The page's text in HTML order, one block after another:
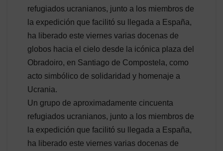
refugiados ucranianos, junto a los miembros de
la expedición que facilitó su llegada a España,
ha liberado este viernes varias docenas de
globos hacia el cielo desde la icónica plaza del
Obradoiro, en Santiago de Compostela, como
acto simbólico de solidaridad y homenaje a
Ucrania.
Un grupo de aproximadamente cincuenta
refugiados ucranianos, junto a los miembros de
la expedición que facilitó su llegada a España,
ha liberado este viernes varias docenas de